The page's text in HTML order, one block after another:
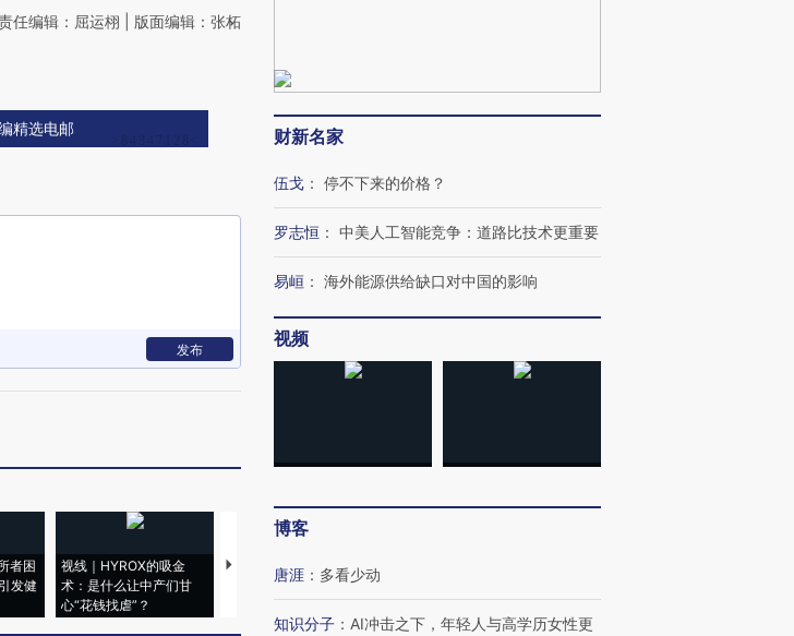
任编辑：屈运栩 | 版面编辑：张柘
精选电邮
发布
者困
发健
视线｜HYROX的吸金
术：是什么让中产们甘
心“花钱找虐”？
马航飞行员跨国走私7万
粒摇头丸 尿检体内含3种
育部长拱下台
飞地休达
财新名家
伍戈 ： 停不下来的价格？
罗志恒 ： 中美人工智能竞争：道路比技术更重要
易峘 ： 海外能源供给缺口对中国的影响
视频
博客
唐涯 ： 多看少动
知识分子 ： AI冲击之下，年轻人与高学历女性更